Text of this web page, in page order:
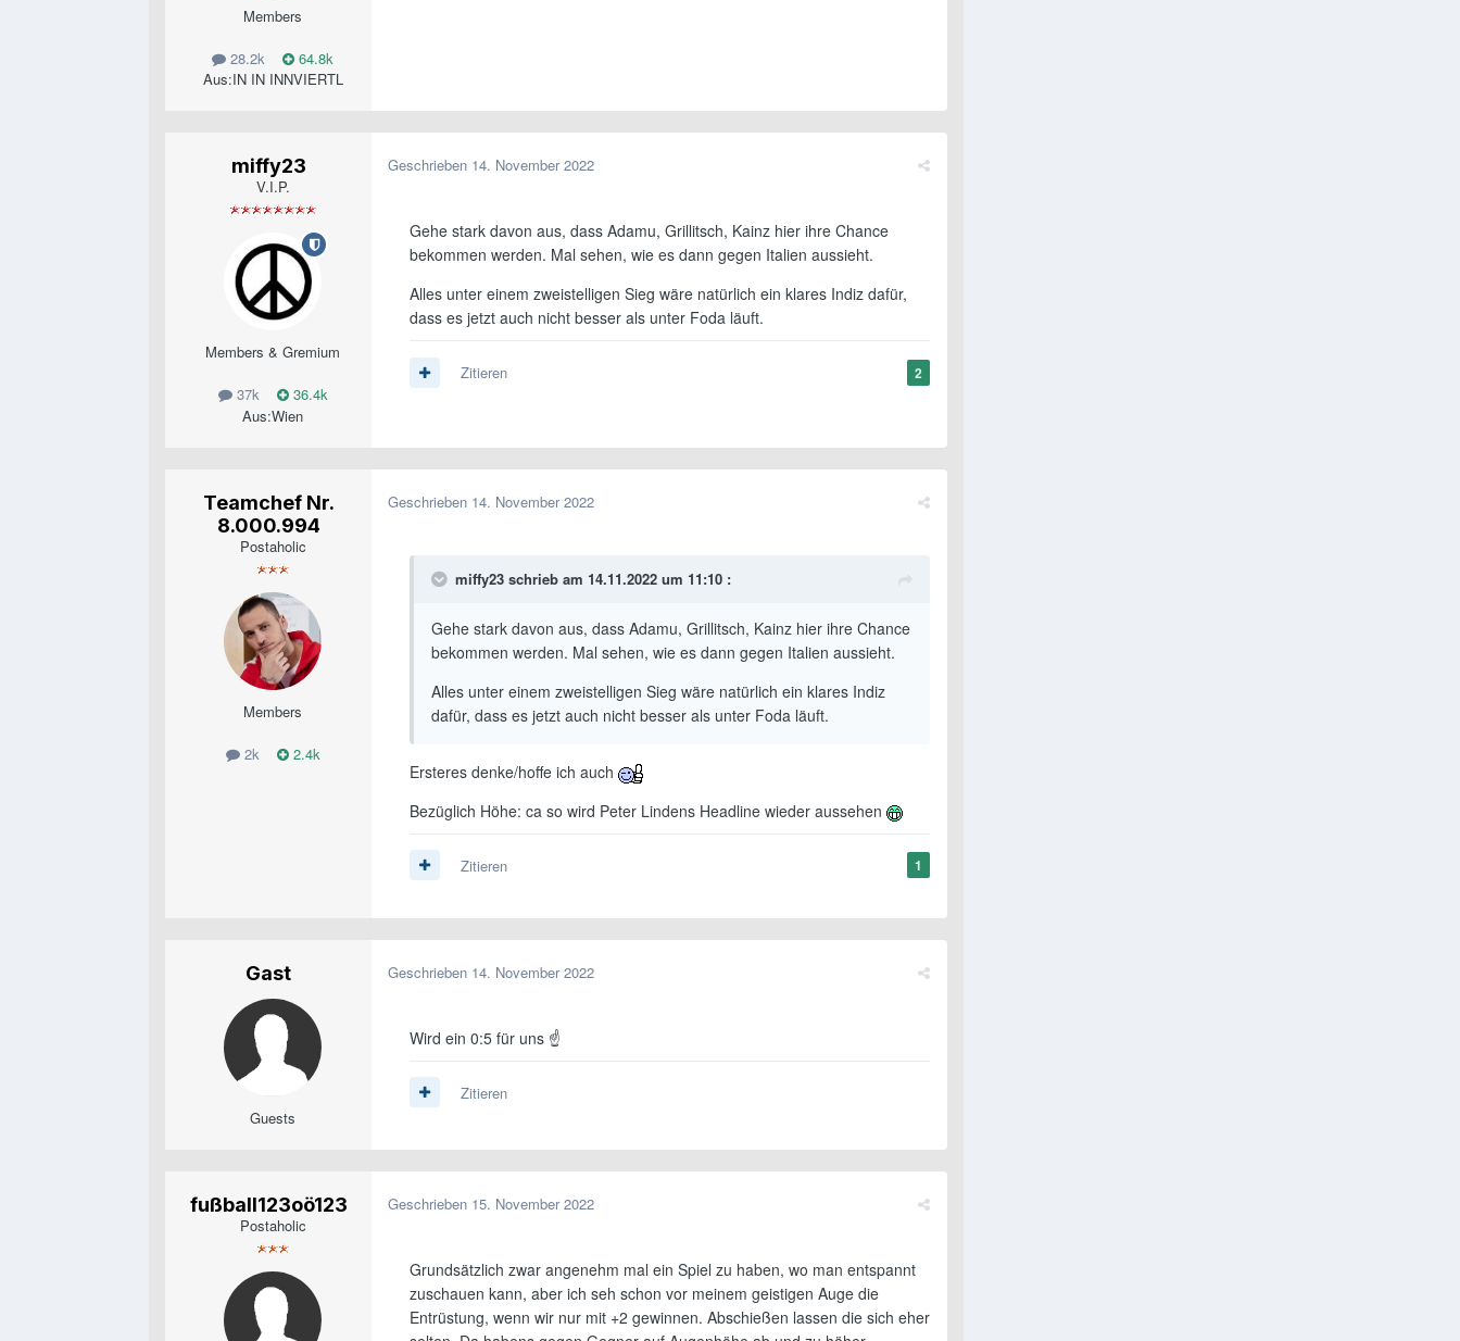
Members
28.2k
64.8k
Aus:IN IN INNVIERTL
miffy23
V.I.P.
Members & Gremium
37k
36.4k
Aus:Wien
Geschrieben 14. November 2022
Gehe stark davon aus, dass Adamu, Grillitsch, Kainz hier ihre Chance
bekommen werden. Mal sehen, wie es dann gegen Italien aussieht.
Alles unter einem zweistelligen Sieg wäre natürlich ein klares Indiz dafür,
dass es jetzt auch nicht besser als unter Foda läuft.
2
Zitieren
Teamchef Nr.
8.000.994
Postaholic
Members
2k 2.4k
Geschrieben 14. November 2022
miffy23 schrieb am 14.11.2022 um 11:10 :
Gehe stark davon aus, dass Adamu, Grillitsch, Kainz hier ihre Chance
bekommen werden. Mal sehen, wie es dann gegen Italien aussieht.
Alles unter einem zweistelligen Sieg wäre natürlich ein klares Indiz
dafür, dass es jetzt auch nicht besser als unter Foda läuft.
Ersteres denke/hoffe ich auch
Bezüglich Höhe: ca so wird Peter Lindens Headline wieder aussehen
1
Zitieren
Gast
Guests
Geschrieben 14. November 2022
Wird ein 0:5 für uns ☝
Zitieren
fußball123oö123
Postaholic
Geschrieben 15. November 2022
Grundsätzlich zwar angenehm mal ein Spiel zu haben, wo man entspannt
zuschauen kann, aber ich seh schon vor meinem geistigen Auge die
Entrüstung, wenn wir nur mit +2 gewinnen. Abschießen lassen die sich eher